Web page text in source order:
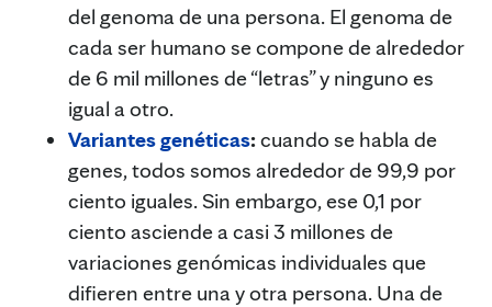
del genoma de una persona. El genoma de
cada ser humano se compone de alrededor
de 6 mil millones de “letras” y ninguno es
igual a otro.
Variantes genéticas:cuando se habla de
genes, todos somos alrededor de 99,9 por
ciento iguales. Sin embargo, ese 0,1 por
ciento asciende a casi 3 millones de
variaciones genómicas individuales que
difieren entre una y otra persona. Una de